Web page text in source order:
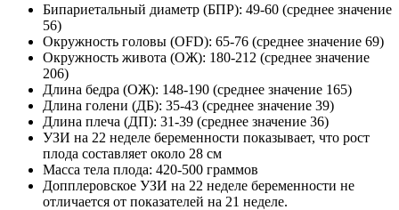
Бипариетальный диаметр (БПР): 49-60 (среднее значение
56)
Окружность головы (OFD): 65-76 (среднее значение 69)
Окружность живота (ОЖ): 180-212 (среднее значение
206)
Длина бедра (ОЖ): 148-190 (среднее значение 165)
Длина голени (ДБ): 35-43 (среднее значение 39)
Длина плеча (ДП): 31-39 (среднее значение 36)
УЗИ на 22 неделе беременности показывает, что рост
плода составляет около 28 см
Масса тела плода: 420-500 граммов
Допплеровское УЗИ на 22 неделе беременности не
отличается от показателей на 21 неделе.